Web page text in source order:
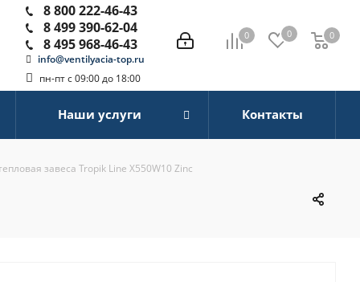
0 0 0
0
8 800 222-46-43
8 499 390-62-04
8 495 968-46-43
info@ventilyacia-top.ru
пн-пт с 09:00 до 18:00
Наши услуги Контакты
завеса Tropik Line X550W10 Zinc